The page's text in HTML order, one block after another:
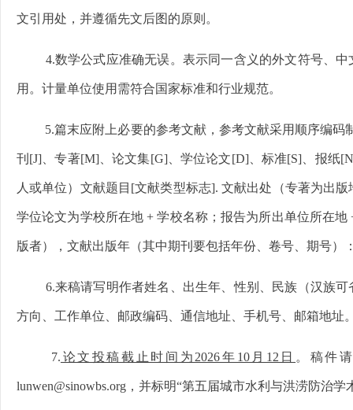
文引用处，并遵循先文后图的原则。
4.数学公式应准确无误。表示同一含义的外文符号、
用。计量单位使用需符合国家标准和行业规范。
5.篇末应附上必要的参考文献，参考文献采用顺序编
刊[J]、专著[M]、论文集[G]、学位论文[D]、标准[S]、报纸
人或单位）文献题目[文献类型标志]. 文献出处（专著为出
学位论文为学校所在地 + 学校名称；报告为所出单位所在
版者），文献出版年（其中期刊要包括年份、卷号、期号）
6.来稿请写明作者姓名、出生年、性别、民族（汉族
方向、工作单位、邮政编码、通信地址、手机号、邮箱地址
7. 论文投稿截止时间为2026年10月12日 。稿件
lunwen@sinowbs.org，并标明“第五届城市水利与洪涝防治学